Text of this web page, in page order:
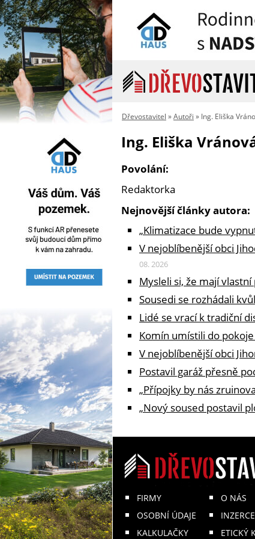
Dřevostavitel »Autoři » Ing. Eliška
Ing. Eliška
Povolání:
Redaktorka
Nejnovější články autora:
„Klimatizace bude
V nejoblíbenější obci
08. 2026
Mysleli si, že mají
Sousedi se rozhádali
Lidé se vrací k tradiční
Komín umístili do
V nejoblíbenější obci
Postavil garáž přesně
„Přípojky by nás
„Nový soused postavil
FIRMY
OSOBNÍ ÚDAJE
KALKULAČKY
O NÁS
INZERCE
ETICKÝ